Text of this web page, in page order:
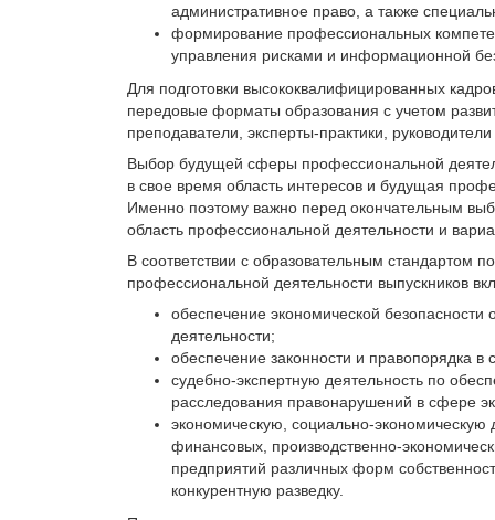
административное право, а также
формирование профессиональных
управления рисками и информационной
Для подготовки высококвалифицированных
передовые форматы образования с учетом
преподаватели, эксперты-практики,
Выбор будущей сферы профессиональной
в свое время область интересов и будущая
Именно поэтому важно перед окончательным
область профессиональной деятельности и
В соответствии с образовательным стандартом
профессиональной деятельности выпускников
обеспечение экономической безопасности
деятельности;
обеспечение законности и правопорядка в
судебно-экспертную деятельность по
расследования правонарушений в сфере
экономическую, социально-экономическую
финансовых, производственно-
предприятий различных форм
конкурентную разведку.